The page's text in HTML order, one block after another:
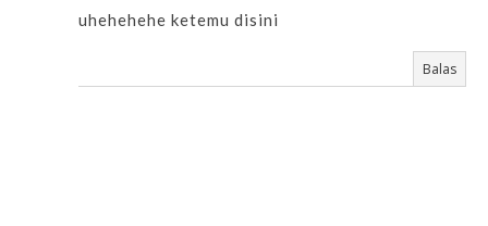
uhehehehe ketemu disini
Balas